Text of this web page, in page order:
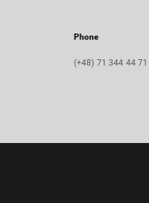
Phone
(+48) 71 344 44 71